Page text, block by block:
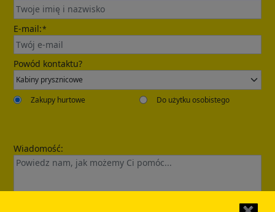
E-mail:*
Powód kontaktu?
Zakupy hurtowe Do użytku osobistego
Wiadomość: